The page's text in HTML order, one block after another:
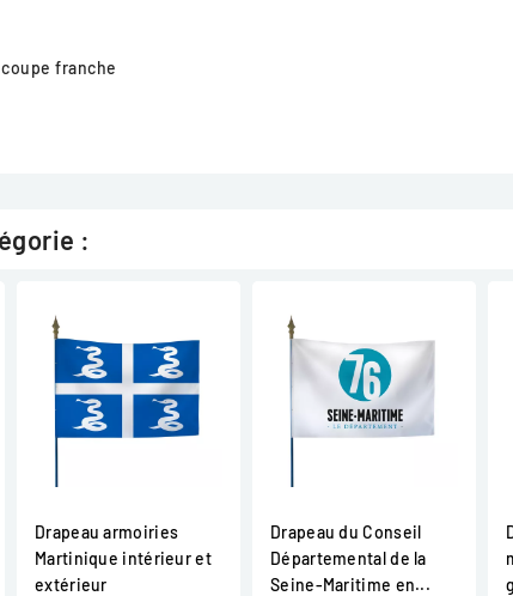
franche
:
Drapeau armoiries
Martinique intérieur et
extérieur
Drapeau du Conseil
Départemental de la
Seine-Maritime en...